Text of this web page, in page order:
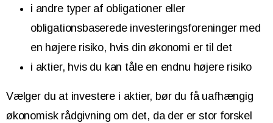
i andre typer af obligationer eller
obligationsbaserede investeringsforeninger med
en højere risiko, hvis din økonomi er til det
i aktier, hvis du kan tåle en endnu højere risiko
Vælger du at investere i aktier, bør du få uafhængig
økonomisk rådgivning om det, da der er stor forskel